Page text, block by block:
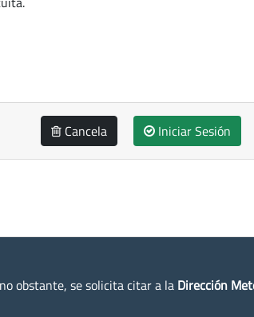
Cancela Iniciar Sesión
obstante, se solicita citar a la Dirección